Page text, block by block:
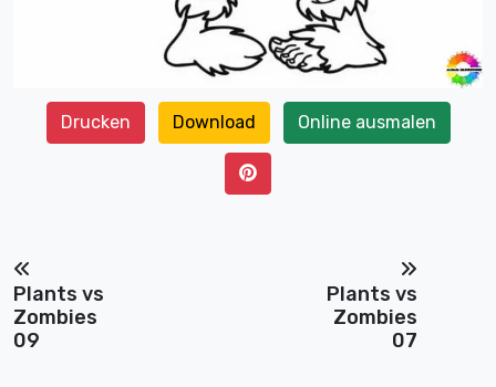
Drucken Download Online ausmalen
Plants vs
Zombies
09
Plants vs
Zombies
07